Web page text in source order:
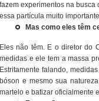
fazem experimentos na busca
essa partícula muito
Mas como eles têm
Eles não têm. E o diretor do
medidas e ele tem a massa
Estritamente falando,
bóson e mesmo sua
martelo e batizar oficialmente